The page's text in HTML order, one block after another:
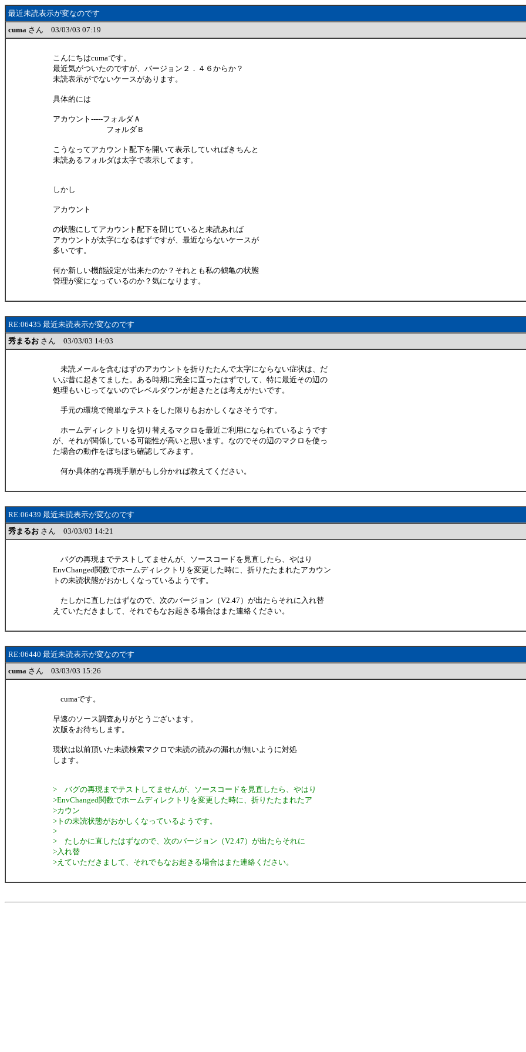
最近未読表示が変なのです
cuma さん 03/03/03 07:19
こんにちはcumaです。
最近気がついたのですが、バージョン２．４６からか？
未読表示がでないケースがあります。
具体的には
アカウント-----フォルダＡ
フォルダＢ
こうなってアカウント配下を開いて表示していればきちんと
未読あるフォルダは太字で表示してます。
しかし
アカウント
の状態にしてアカウント配下を閉じていると未読あれば
アカウントが太字になるはずですが、最近ならないケースが
多いです。
何か新しい機能設定が出来たのか？それとも私の鶴亀の状態
管理が変になっているのか？気になります。
RE:06435 最近未読表示が変なのです
秀まるお さん 03/03/03 14:03
未読メールを含むはずのアカウントを折りたたんで太字にならない症状は、だ
いぶ昔に起きてました。ある時期に完全に直ったはずでして、特に最近その辺の
処理もいじってないのでレベルダウンが起きたとは考えがたいです。
手元の環境で簡単なテストをした限りもおかしくなさそうです。
ホームディレクトリを切り替えるマクロを最近ご利用になられているようです
が、それが関係している可能性が高いと思います。なのでその辺のマクロを使っ
た場合の動作をぼちぼち確認してみます。
何か具体的な再現手順がもし分かれば教えてください。
RE:06439 最近未読表示が変なのです
秀まるお さん 03/03/03 14:21
バグの再現までテストしてませんが、ソースコードを見直したら、やはり
EnvChanged関数でホームディレクトリを変更した時に、折りたたまれたアカウン
トの未読状態がおかしくなっているようです。
たしかに直したはずなので、次のバージョン（V2.47）が出たらそれに入れ替
えていただきまして、それでもなお起きる場合はまた連絡ください。
RE:06440 最近未読表示が変なのです
cuma さん 03/03/03 15:26
cumaです。
早速のソース調査ありがとうございます。
次版をお待ちします。
現状は以前頂いた未読検索マクロで未読の読みの漏れが無いように対処
します。
> バグの再現までテストしてませんが、ソースコードを見直したら、やはり
>EnvChanged関数でホームディレクトリを変更した時に、折りたたまれたア
>カウン
>トの未読状態がおかしくなっているようです。
>
> たしかに直したはずなので、次のバージョン（V2.47）が出たらそれに
>入れ替
>えていただきまして、それでもなお起きる場合はまた連絡ください。